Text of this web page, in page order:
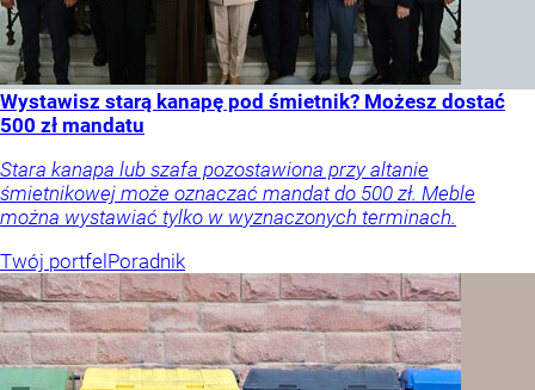
Wystawisz starą kanapę pod śmietnik? Możesz dostać
500 zł mandatu
Stara kanapa lub szafa pozostawiona przy altanie
śmietnikowej może oznaczać mandat do 500 zł. Meble
można wystawiać tylko w wyznaczonych terminach.
Twój portfel Poradnik